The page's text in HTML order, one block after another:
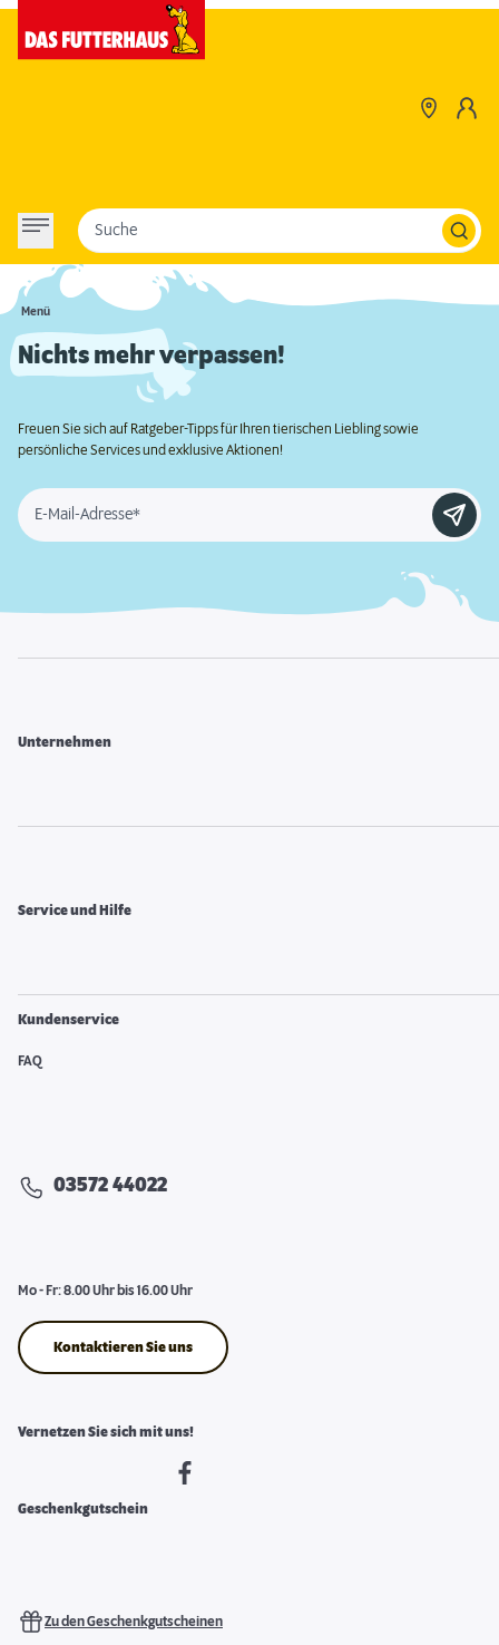
Menü
Suche
Nichts mehr verpassen!
Freuen Sie sich auf Ratgeber-Tipps für Ihren tierischen Liebling sowie
persönliche Services und exklusive Aktionen!
E-Mail-Adresse*
Unternehmen
Service und Hilfe
Kundenservice
FAQ
03572 44022
Mo - Fr: 8.00 Uhr bis 16.00 Uhr
Kontaktieren Sie uns
Vernetzen Sie sich mit uns!
Geschenkgutschein
Zu den Geschenkgutscheinen